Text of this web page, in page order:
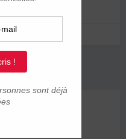
cette page.